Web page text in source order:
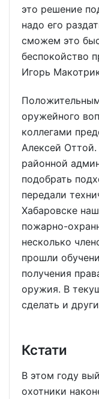
это решение
надо его
сможем это
беспокойство
Игорь
оружейного
коллегами
Алексей
районной
подобрать
передали
Хабаровске
пожарно-
несколько
прошли
получения
оружия. В
сделать и
Кстати
В этом году
охотники